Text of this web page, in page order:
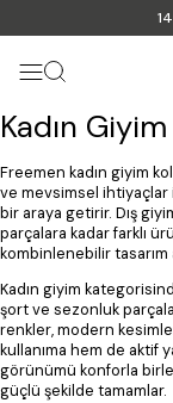
Kadın
Freemen kadın giyim
ve mevsimsel ihtiyaçlar
bir araya getirir. Dış
parçalara kadar farklı
kombinlenebilir tasarım
Kadın giyim
şort ve sezonluk
renkler, modern
kullanıma hem de aktif
görünümü konforla
güçlü şekilde tamamlar.